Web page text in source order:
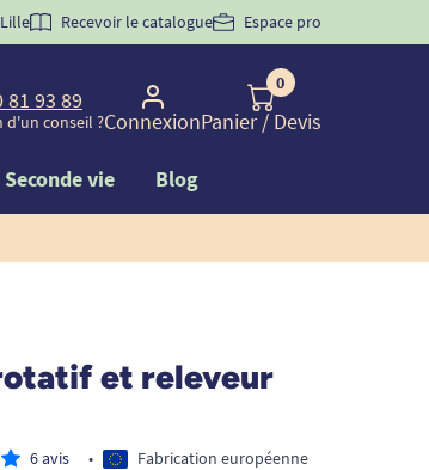
la 1ère commande d'incontinence
Recevoir le catalogue Espace pro
81 93 89
d'un conseil ?Connexion
0
Panier/ Devis
Seconde vie Blog
et releveur
6 avis • Fabrication européenne